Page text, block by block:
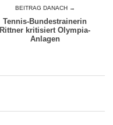
BEITRAG DANACH →
Tennis-Bundestrainerin
Rittner kritisiert Olympia-
Anlagen